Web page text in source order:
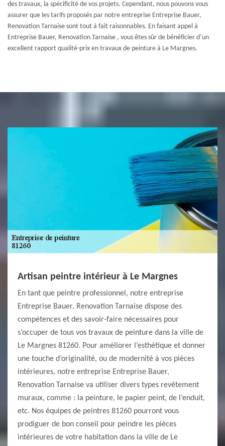
des travaux, la spécificité de vos projets. Cependant, nous pouvons vous
assurer que les tarifs proposés par notre entreprise Entreprise Bauer,
Renovation Tarnaise sont tout à fait raisonnables. En faisant appel à
Entreprise Bauer, Renovation Tarnaise , vous êtes sûr de bénéficier d’un
excellent rapport qualité-prix en travaux de peinture à Le Margnes.
Artisan peintre intérieur à Le Margnes
En tant que peintre professionnel, notre entreprise
Entreprise Bauer, Renovation Tarnaise dispose des
compétences et des savoir-faire nécessaires pour
s’occuper de tous vos travaux de peinture dans la ville de
Le Margnes 81260. Pour améliorer l’esthétique et donner
une touche d’originalité, ou de modernité à vos pièces
intérieures, notre entreprise Entreprise Bauer,
Renovation Tarnaise va utiliser divers types revêtement
muraux, comme : la peinture, le papier peint, de l’enduit,
etc. Nos équipes de peintres 81260 pourront vous
prodiguer de bon conseil pour peindre les pièces
intérieures de votre habitation dans la ville de Le